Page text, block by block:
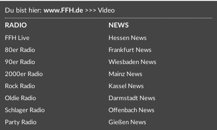
Du bist hier: www.FFH.de >>> Video
RADIO
FFH Live
80er Radio
90er Radio
2000er Radio
Rock Radio
Oldie Radio
Schlager Radio
Party Radio
NEWS
Hessen News
Frankfurt News
Wiesbaden News
Mainz News
Kassel News
Darmstadt News
Offenbach News
Gießen News